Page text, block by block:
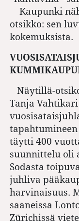
Kaupunki
otsikko: sen
kokemuksista.
Näytillä-
Tanja
täytti 400
suunnittelu oli
Sodasta
juhliva
harvinaisuus.
saaneissa
Zürichissä